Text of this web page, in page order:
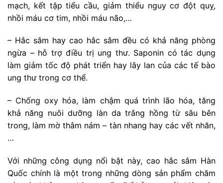
mạch, kết tập tiểu cầu, giảm thiểu nguy cơ đột quỵ,
nhồi máu cơ tim, nhồi máu não,…
– Hắc sâm hay cao hắc sâm đều có khả năng phòng
ngừa – hỗ trợ điều trị ung thư. Saponin có tác dụng
làm giảm tốc độ phát triển hay lây lan của các tế bào
ung thư trong cơ thể.
– Chống oxy hóa, làm chậm quá trình lão hóa, tăng
khả năng nuôi dưỡng làn da trắng hồng từ sâu bên
trong, làm mờ thâm nám – tàn nhang hay các vết nhăn,
…
Với những công dụng nổi bật này, cao hắc sâm Hàn
Quốc chính là một trong những dòng sản phẩm chăm